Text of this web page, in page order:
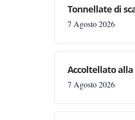
Tonnellate di
7 Agosto 2026
Accoltellato
7 Agosto 2026